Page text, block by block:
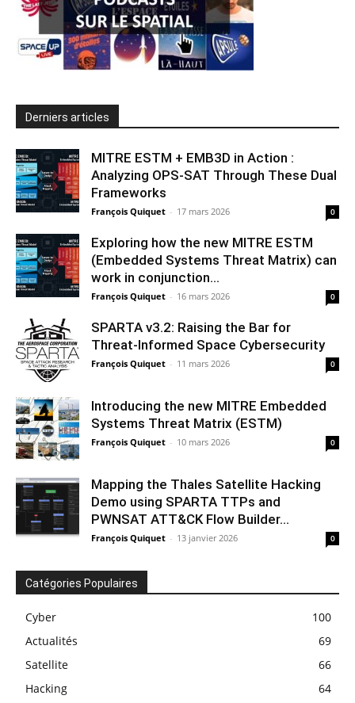
Derniers articles
MITRE ESTM + EMB3D in Action :
Analyzing OPS-SAT Through These Dual
Frameworks
François Quiquet - 17 mars 2026 0
Exploring how the new MITRE ESTM
(Embedded Systems Threat Matrix) can
work in conjunction...
François Quiquet - 16 mars 2026 0
SPARTA v3.2: Raising the Bar for
Threat‑Informed Space Cybersecurity
François Quiquet - 11 mars 2026 0
Introducing the new MITRE Embedded
Systems Threat Matrix (ESTM)
François Quiquet - 10 mars 2026 0
Mapping the Thales Satellite Hacking
Demo using SPARTA TTPs and
PWNSAT ATT&CK Flow Builder...
François Quiquet - 13 janvier 2026 0
Catégories Populaires
Cyber
100
Actualités
69
Satellite
66
Hacking
64